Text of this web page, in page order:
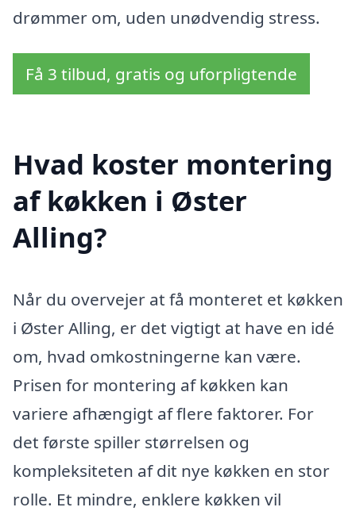
drømmer om, uden unødvendig stress.
Få 3 tilbud, gratis og uforpligtende
Hvad koster montering
af køkken i Øster
Alling?
Når du overvejer at få monteret et køkken
i Øster Alling, er det vigtigt at have en idé
om, hvad omkostningerne kan være.
Prisen for montering af køkken kan
variere afhængigt af flere faktorer. For
det første spiller størrelsen og
kompleksiteten af dit nye køkken en stor
rolle. Et mindre, enklere køkken vil